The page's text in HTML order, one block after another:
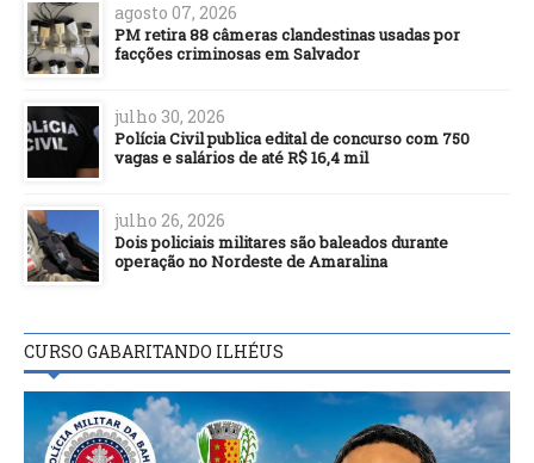
agosto 07, 2026
PM retira 88 câmeras clandestinas usadas por
facções criminosas em Salvador
julho 30, 2026
Polícia Civil publica edital de concurso com 750
vagas e salários de até R$ 16,4 mil
julho 26, 2026
Dois policiais militares são baleados durante
operação no Nordeste de Amaralina
CURSO GABARITANDO ILHÉUS